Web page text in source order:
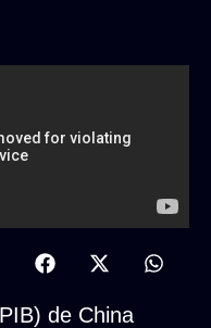
de China